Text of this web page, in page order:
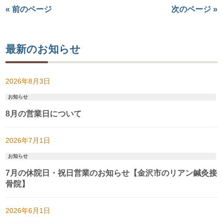
« 前のページ 次のページ »
最新のお知らせ
2026年8月3日
お知らせ
8月の営業日について
2026年7月1日
お知らせ
7月の休院日・祝日営業のお知らせ【金沢市のリアン鍼灸接
骨院】
2026年6月1日